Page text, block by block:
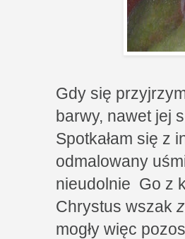
Gdy się
barwy, nawet jej
Spotkałam się z
odmalowany
nieudolnie Go z
Chrystus wszak
mogły więc